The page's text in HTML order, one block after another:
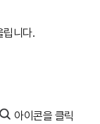
립니다.
아이콘을 클릭